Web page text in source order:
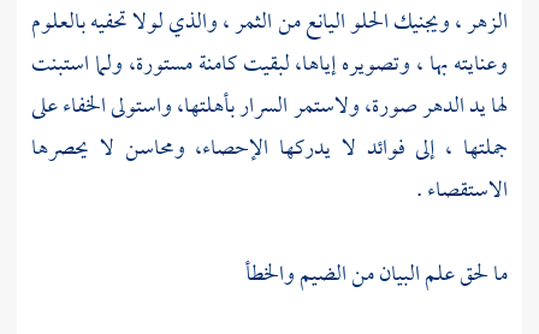
الزهر ، ويجنيك الحلو اليانع من الثمر ، والذي لولا تحفيه بالعلوم
وعنايته بها ، وتصويره إياها، لبقيت كامنة مستورة، ولما استبنت
لها يد الدهر صورة، ولاستمر السرار بأهلتها، واستولى الخفاء على
جملتها ، إلى فوائد لا يدركها الإحصاء، ومحاسن لا يحصرها
الاستقصاء .
ما لحق علم البيان من الضيم والخطأ